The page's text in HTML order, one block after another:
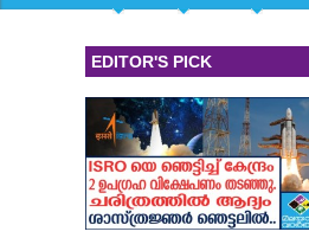
EDITOR'S PICK